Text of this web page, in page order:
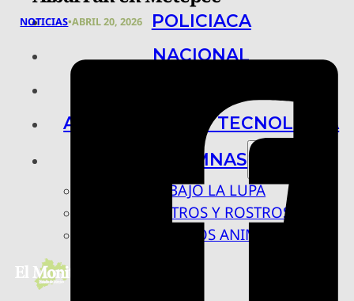
POLICIACA
NACIONAL
ARTE, CIENCIA Y TECNOLOGÍA
COLUMNAS
BAJO LA LUPA
RASTROS Y ROSTROS
VÍNCULOS ANIMALES
NOTICIAS•ABRIL 20, 2026